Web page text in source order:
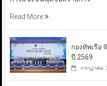
Read More
กองทัพเรือ
ปี 2569
กรกฎาคม